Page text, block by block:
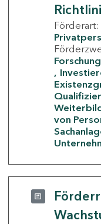
Förderart:
von